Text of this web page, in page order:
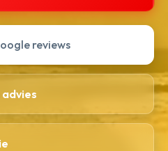
reviews